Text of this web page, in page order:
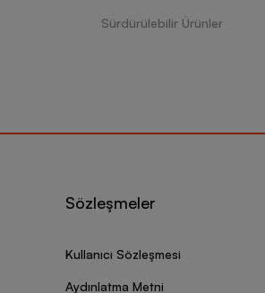
Sürdürülebilir Ürünler
Sözleşmeler
Kullanıcı Sözleşmesi
Aydınlatma Metni